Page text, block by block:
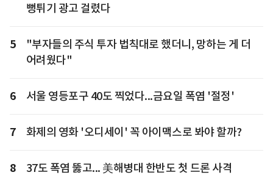
뻥튀기 광고 걸렸다
5
"부자들의 주식 투자 법칙대로 했더니, 망하는 게 더
어려웠다"
6 서울 영등포구 40도 찍었다...금요일 폭염 '절정'
7 화제의 영화 '오디세이' 꼭 아이맥스로 봐야 할까?
8 37도 폭염 뚫고... 美해병대 한반도 첫 드론 사격